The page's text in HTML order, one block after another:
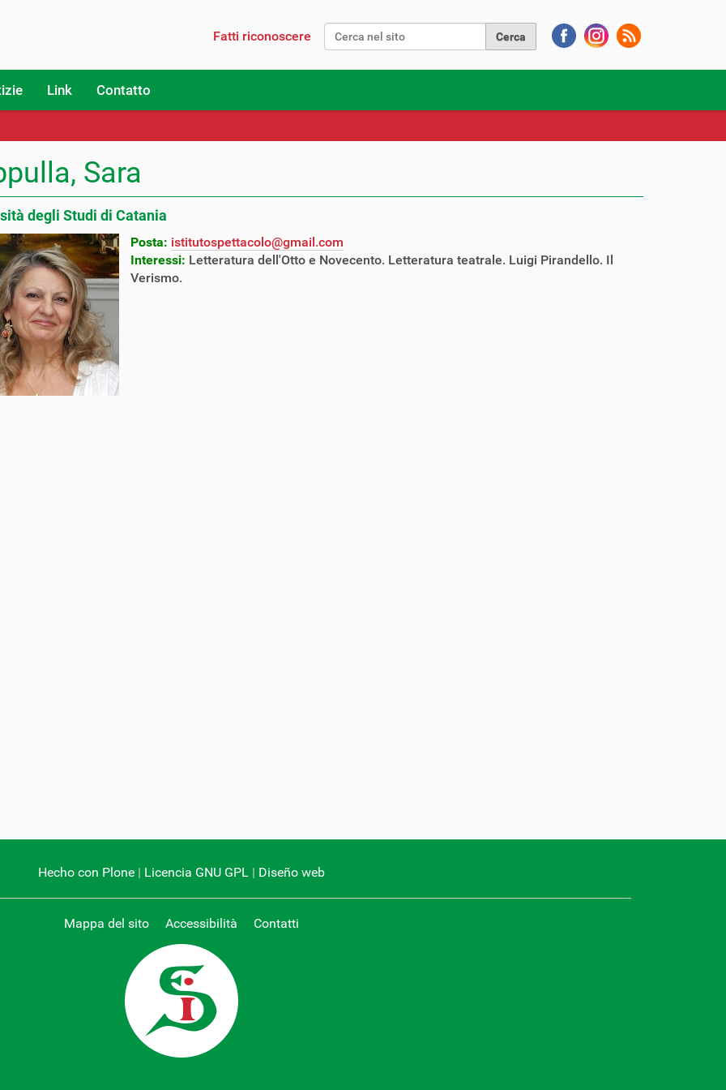
Cerca nel sito
Fatti riconoscere
Link Contatto
Sara
degli Studi di Catania
Posta: istitutospettacolo@gmail.com
Interessi: Letteratura dell'Otto e Novecento. Letteratura teatrale. Luigi Pirandello. Il
Verismo.
Hecho con Plone | Licencia GNU GPL | Diseño web
Mappa del sito Accessibilità Contatti